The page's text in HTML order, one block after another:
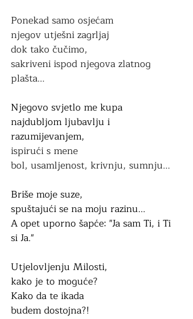
Ponekad samo osjećam
njegov utješni zagrljaj
dok tako čučimo,
sakriveni ispod njegova zlatnog
plašta...
Njegovo svjetlo me kupa
najdubljom ljubavlju i
razumijevanjem,
ispirući s mene
bol, usamljenost, krivnju, sumnju...
Briše moje suze,
spuštajući se na moju razinu...
A opet uporno šapće: "Ja sam Ti, i Ti
si Ja."
Utjelovljenju Milosti,
kako je to moguće?
Kako da te ikada
budem dostojna?!